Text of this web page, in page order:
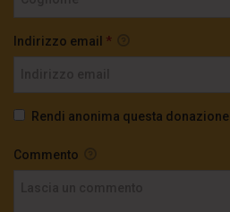
Indirizzo email *
Rendi anonima questa donazione.
Commento